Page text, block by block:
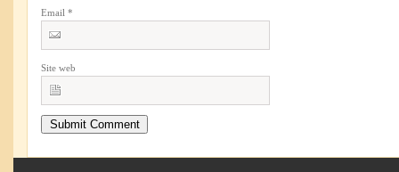
Email *
Site web